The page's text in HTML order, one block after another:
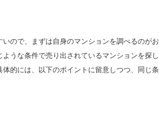
ので、まずは自身のマンションを調べるのがお
うな条件で売り出されているマンションを探し
的には、以下のポイントに留意しつつ、同じ条